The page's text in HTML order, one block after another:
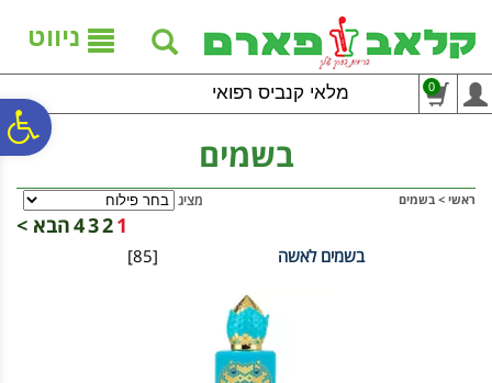
נגישות
אתר
המרכזי
ניווט
מלאי קנביס רפואי 0
בשמים
ראשי > בשמים מציג
1
2
3
4הבא >
[85] בשמים לאשה